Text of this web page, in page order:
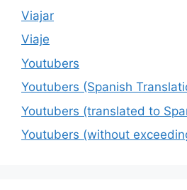
Viajar
Viaje
Youtubers
Youtubers (Spanish
Youtubers (translated to
Youtubers (without